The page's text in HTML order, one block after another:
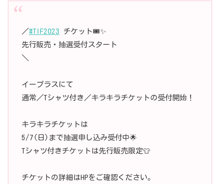
／#TIF2023 チケット🎟✨
先行販売・抽選受付スタート
＼
イープラスにて
通常／Tシャツ付き／キラキラチケットの受付開始！
キラキラチケットは
5/7(日)まで抽選申し込み受付中🌟
Tシャツ付きチケットは先行販売限定👕
チケットの詳細はHPをご確認ください。